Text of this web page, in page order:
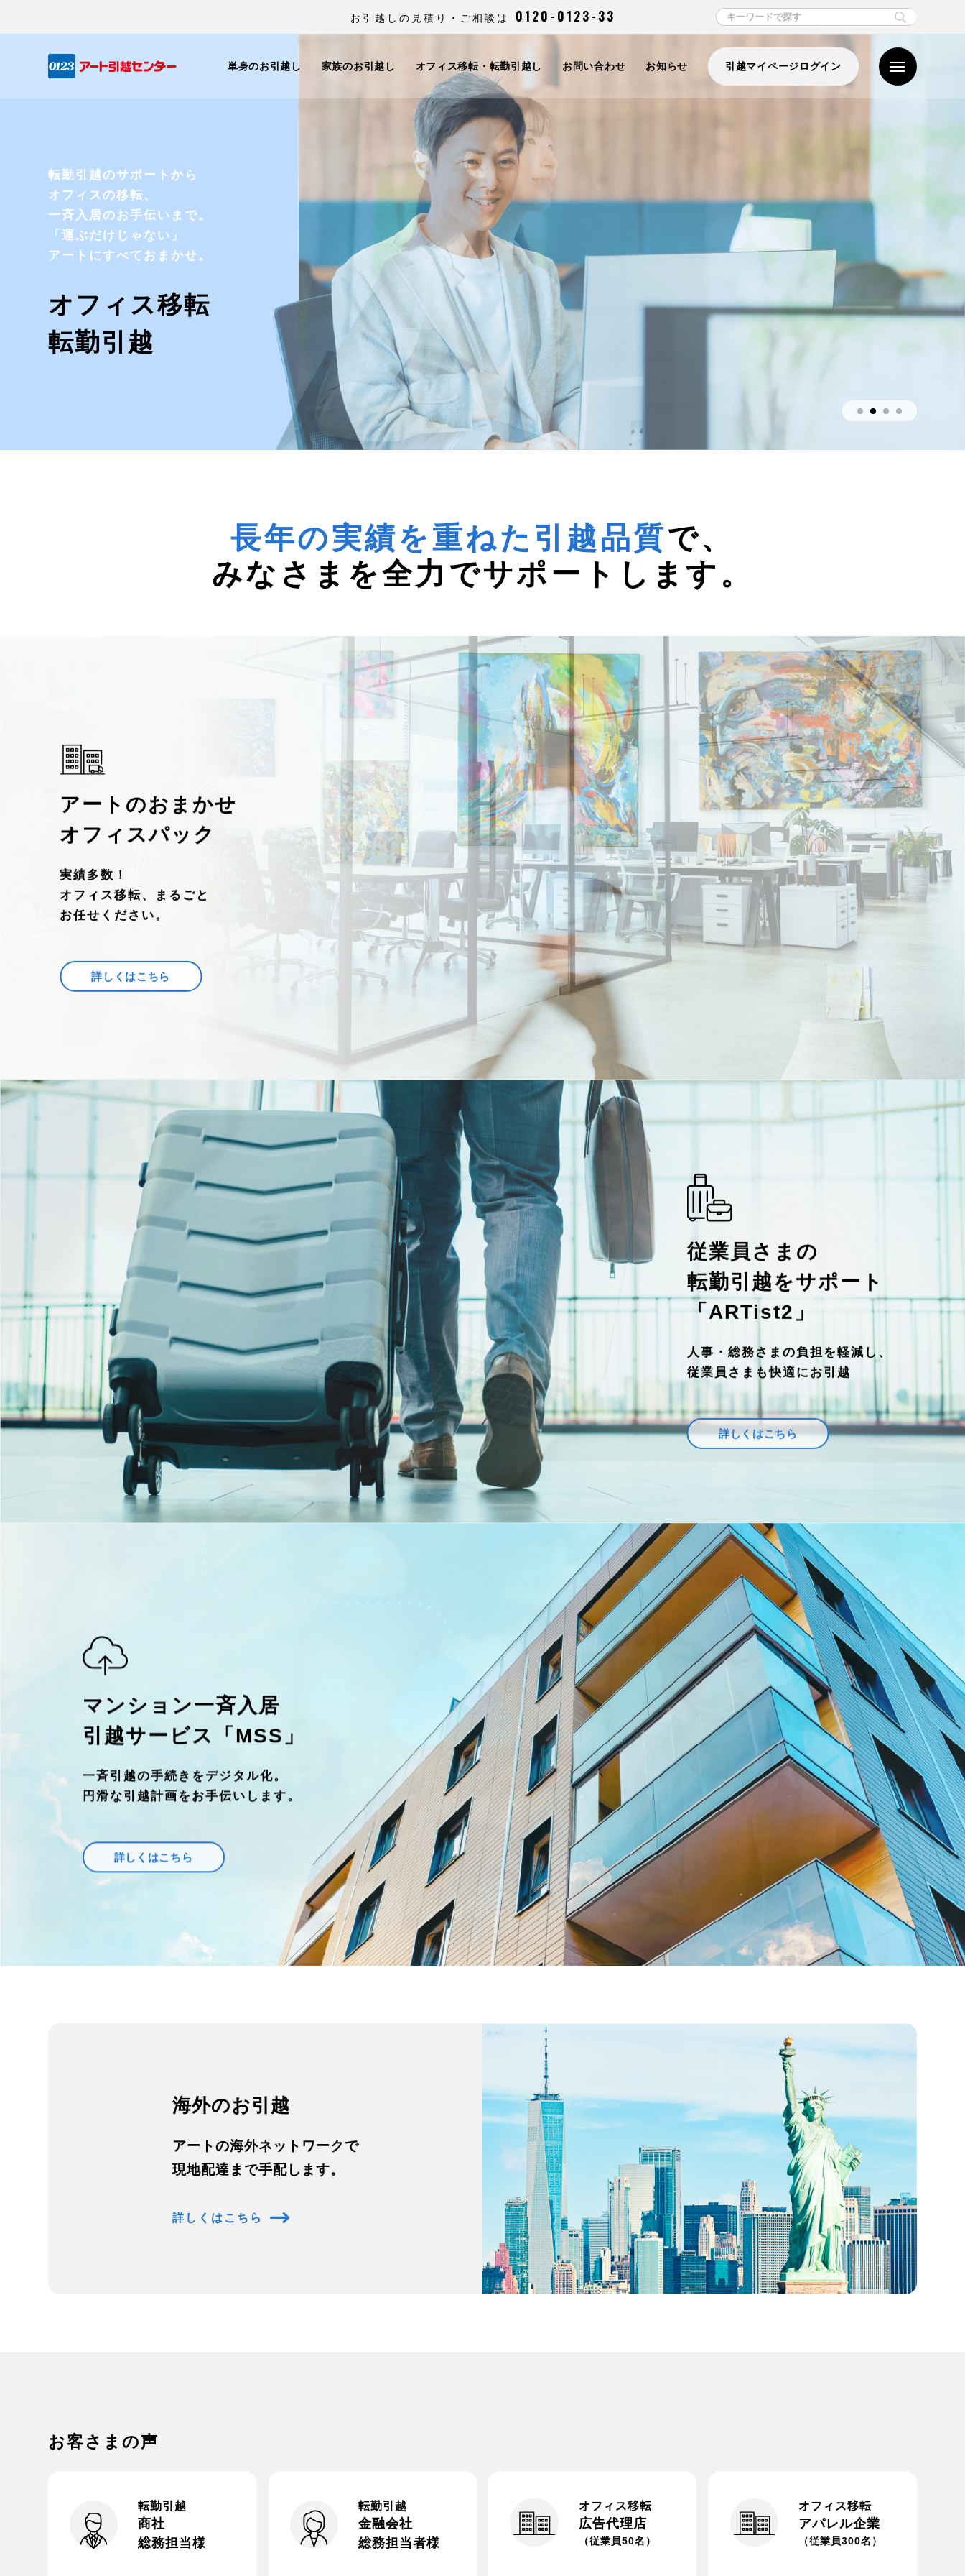
お引越しの見積り・ご相談は 0120-0123-33
単身のお引越し 家族のお引越し オフィス移転・転勤引越し お問い合わせ お知らせ 引越マイページログイン
転勤引越のサポートから
オフィスの移転、
一斉入居のお手伝いまで。
「運ぶだけじゃない」
アートにすべておまかせ。
オフィス移転
転勤引越
長年の実績を重ねた 引越品質で、
みなさまを全力でサポートします。
アートのおまかせ
オフィスパック
実績多数！
オフィス移転、まるごと
お任せください。
詳しくはこちら
従業員さまの
転勤引越をサポート
「ARTist2」
人事・総務さまの負担を軽減し、
従業員さまも快適にお引越
詳しくはこちら
マンション一斉入居
引越サービス「MSS」
一斉引越の手続きをデジタル化。
円滑な引越計画をお手伝いします。
詳しくはこちら
海外のお引越
アートの海外ネットワークで
現地配達まで手配します。
詳しくはこちら
お客さまの声
転勤引越
商社
総務担当様
転勤引越
金融会社
総務担当者様
オフィス移転
広告代理店
（従業員50名）
オフィス移転
アパレル企業
（従業員300名）